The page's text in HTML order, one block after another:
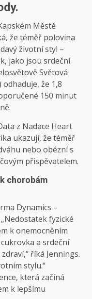
Městě
že téměř polovina
životní styl –
jako jsou srdeční
Světová
že 1,8
150 minut
z Nadace Heart
ukazují, že téměř
nebo obézní s
přispěvatelem.
chorobám
Dynamics –
fyzické
k onemocněním
a srdeční
říká Jennings.
stylu.“
která začíná
k lepšímu